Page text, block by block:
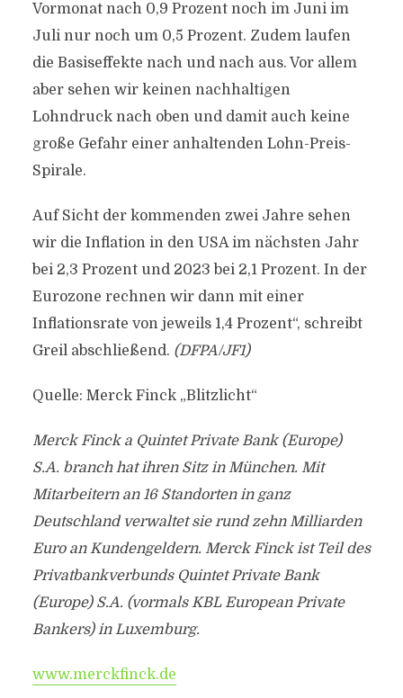
Vormonat nach 0,9 Prozent noch im Juni im
Juli nur noch um 0,5 Prozent. Zudem laufen
die Basiseffekte nach und nach aus. Vor allem
aber sehen wir keinen nachhaltigen
Lohndruck nach oben und damit auch keine
große Gefahr einer anhaltenden Lohn-Preis-
Spirale.
Auf Sicht der kommenden zwei Jahre sehen
wir die Inflation in den USA im nächsten Jahr
bei 2,3 Prozent und 2023 bei 2,1 Prozent. In der
Eurozone rechnen wir dann mit einer
Inflationsrate von jeweils 1,4 Prozent“, schreibt
Greil abschließend. (DFPA/JF1)
Quelle: Merck Finck „Blitzlicht“
Merck Finck a Quintet Private Bank (Europe)
S.A. branch hat ihren Sitz in München. Mit
Mitarbeitern an 16 Standorten in ganz
Deutschland verwaltet sie rund zehn Milliarden
Euro an Kundengeldern. Merck Finck ist Teil des
Privatbankverbunds Quintet Private Bank
(Europe) S.A. (vormals KBL European Private
Bankers) in Luxemburg.
www.merckfinck.de